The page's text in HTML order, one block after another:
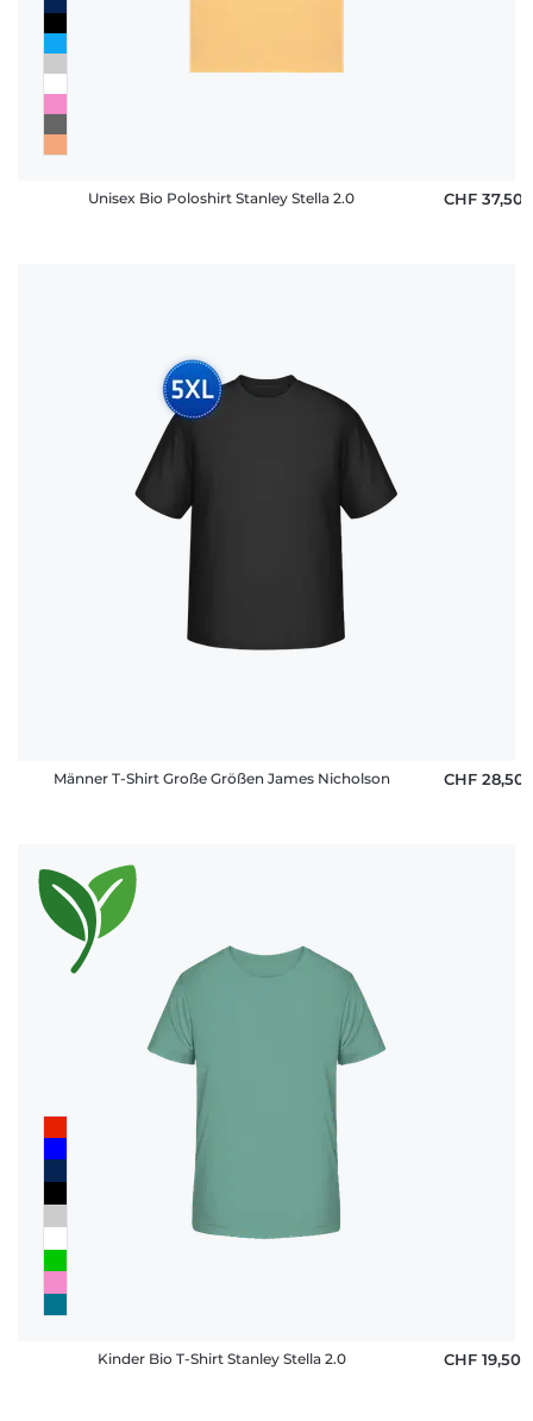
Unisex Bio Poloshirt Stanley Stella 2.0 CHF 37,50
Männer T-Shirt Große Größen James Nicholson CHF 28,50
Kinder Bio T-Shirt Stanley Stella 2.0 CHF 19,50